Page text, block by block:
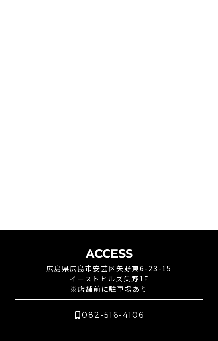
ACCESS
広島県広島市安芸区矢野東6-23-15
イーストヒルズ矢野1F
※店舗前に駐車場あり
082-516-4106